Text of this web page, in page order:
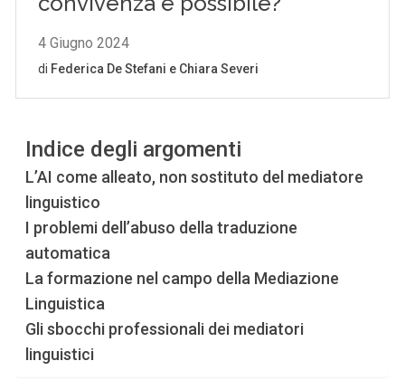
Indice degli argomenti
L’AI come alleato, non sostituto del mediatore
linguistico
I problemi dell’abuso della traduzione
automatica
La formazione nel campo della Mediazione
Linguistica
Gli sbocchi professionali dei mediatori
linguistici